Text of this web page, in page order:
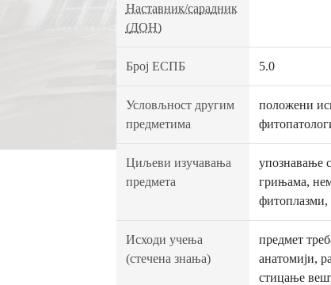
Наставник/сарадник
(ДОН)
Број ЕСПБ 5.0
Условљност другим
предметима
положени
Циљеви изучавања
предмета
упознавање
грињама,
фитоплазми,
Исходи учења
(стечена знања)
предмет
анатомији,
стицање